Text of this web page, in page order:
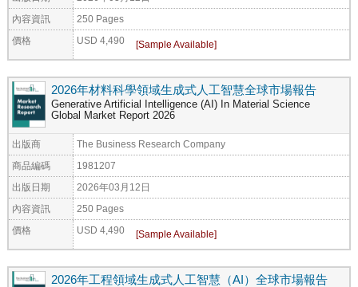
內容資訊 250 Pages
價格 USD 4,490
2026年材料科學領域生成式人工智慧全球市場報告
Generative Artificial Intelligence (AI) In Material Science
Global Market Report 2026
出版商 The Business Research Company
商品編碼 1981207
出版日期 2026年03月12日
內容資訊 250 Pages
價格 USD 4,490
2026年工程領域生成式人工智慧（AI）全球市場報告